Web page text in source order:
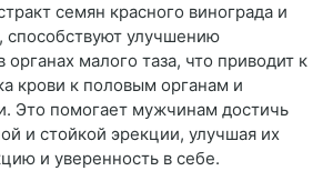
семян красного винограда и
улучшению
малого таза, что приводит к
крови к половым органам и
Это помогает мужчинам достичь
и стойкой эрекции, улучшая их
и уверенность в себе.